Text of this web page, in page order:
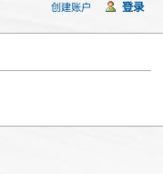
创建账户 登录